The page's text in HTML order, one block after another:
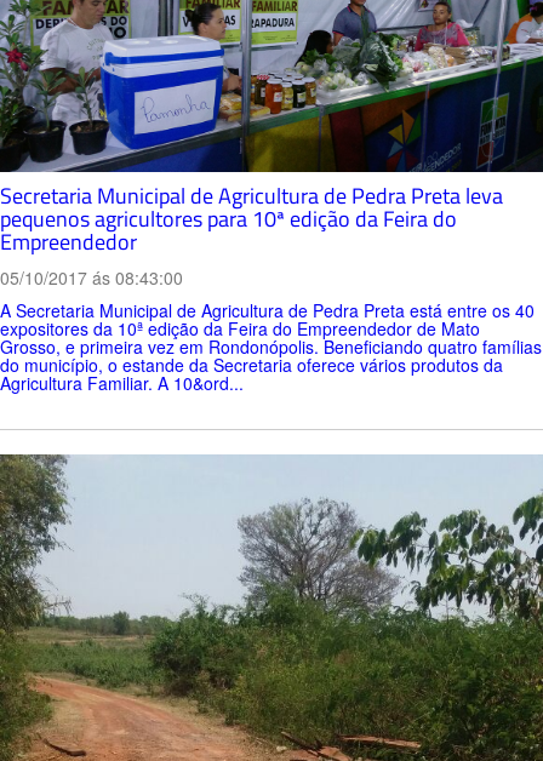
Secretaria Municipal de Agricultura de Pedra Preta leva
pequenos agricultores para 10ª edição da Feira do
Empreendedor
05/10/2017 ás 08:43:00
A Secretaria Municipal de Agricultura de Pedra Preta está entre os 40
expositores da 10ª edição da Feira do Empreendedor de Mato
Grosso, e primeira vez em Rondonópolis. Beneficiando quatro famílias
do município, o estande da Secretaria oferece vários produtos da
Agricultura Familiar. A 10&ord...